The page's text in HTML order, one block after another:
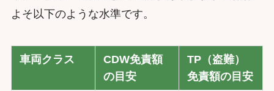
よそ以下のような水準です。
車両クラス
CDW免責額
の目安
TP（盗難）
免責額の目安